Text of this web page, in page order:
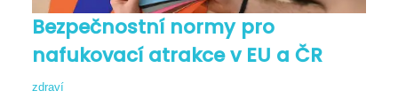
Bezpečnostní normy pro
nafukovací atrakce v EU a ČR
zdraví